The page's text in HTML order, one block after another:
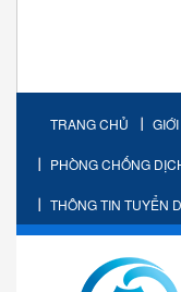
TRANG CHỦ
PHÒNG CHỐNG
THÔNG TIN TUYỂN